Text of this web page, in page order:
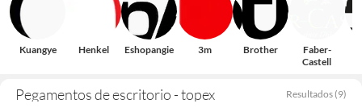
Kuangye Henkel Eshopangie 3m Brother
Faber-
Castell
Pegamentos de escritorio - topex Resultados (9)